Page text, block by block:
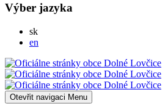
Výber jazyka
skSlovensky
en
Otevřit navigaci Menu